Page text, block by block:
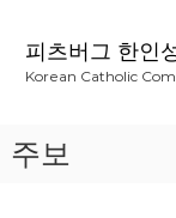
피츠버그 한인
Korean Catholic
주보